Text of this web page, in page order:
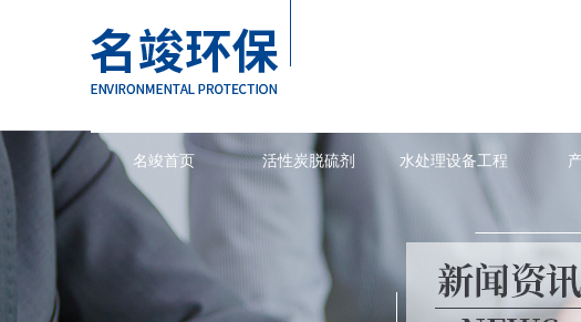
名竣首页 活性炭脱硫剂 水处理设备工程